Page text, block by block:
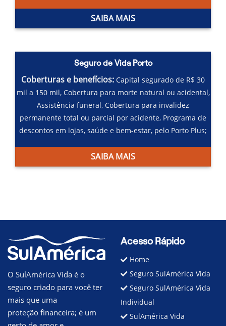
SAIBA MAIS
Seguro de Vida Porto
Coberturas e benefícios: Capital segurado de R$ 30
mil a 150 mil, Cobertura para morte natural ou acidental,
Assistência funeral,Cobertura para invalidez
permanente total ou parcial por acidente, Programa de
descontos em lojas, saúde e bem-estar, pelo Porto Plus;
SAIBA MAIS
O SulAmérica Vida é o
seguro criado para você ter
mais que uma
proteção financeira; é um
Acesso Rápido
Home
Seguro SulAmérica Vida
Seguro SulAmérica Vida
Individual
SulAmérica Vida